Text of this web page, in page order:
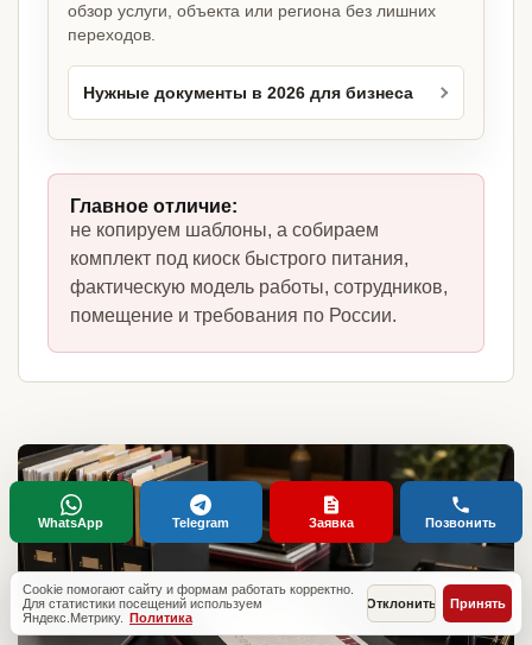
обзор услуги, объекта или региона без лишних
переходов.
Нужные документы в 2026 для бизнеса
Главное отличие:
не копируем шаблоны, а собираем
комплект под киоск быстрого питания,
фактическую модель работы, сотрудников,
помещение и требования по России.
Cookie помогают сайту и формам работать корректно.
Для статистики посещений используем
Яндекс.Метрику. Политика
Отклонить Принять
WhatsApp Telegram Заявка Позвонить